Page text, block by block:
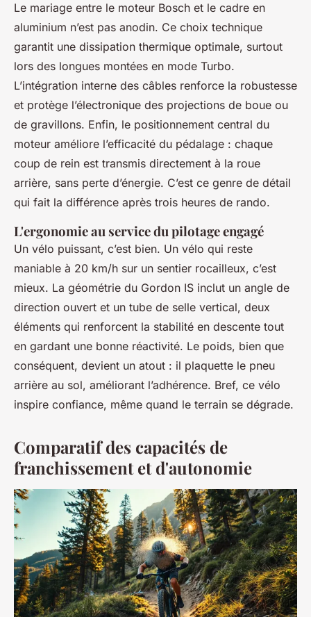
Le mariage entre le moteur Bosch et le cadre en
aluminium n’est pas anodin. Ce choix technique
garantit une dissipation thermique optimale, surtout
lors des longues montées en mode Turbo.
L’intégration interne des câbles renforce la robustesse
et protège l’électronique des projections de boue ou
de gravillons. Enfin, le positionnement central du
moteur améliore l’efficacité du pédalage : chaque
coup de rein est transmis directement à la roue
arrière, sans perte d’énergie. C’est ce genre de détail
qui fait la différence après trois heures de rando.
L'ergonomie au service du pilotage engagé
Un vélo puissant, c’est bien. Un vélo qui reste
maniable à 20 km/h sur un sentier rocailleux, c’est
mieux. La géométrie du Gordon IS inclut un angle de
direction ouvert et un tube de selle vertical, deux
éléments qui renforcent la stabilité en descente tout
en gardant une bonne réactivité. Le poids, bien que
conséquent, devient un atout : il plaquette le pneu
arrière au sol, améliorant l’adhérence. Bref, ce vélo
inspire confiance, même quand le terrain se dégrade.
Comparatif des capacités de
franchissement et d'autonomie